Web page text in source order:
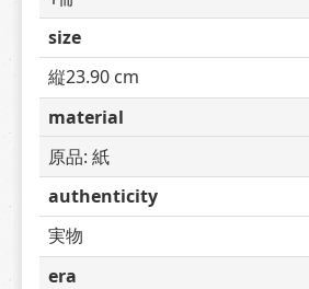
size
縦23.90 cm
material
原品: 紙
authenticity
実物
era